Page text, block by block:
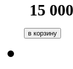
15 000